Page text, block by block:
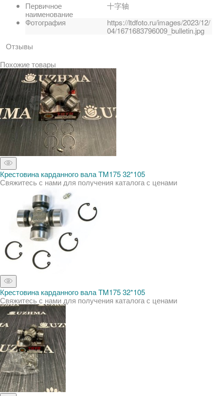
Первичное
наименование
十字轴
Фотография
https://ltdfoto.ru/images/2023/12/
04/1671683796009_bulletin.jpg
Отзывы
Похожие товары
Крестовина карданного вала TM175 32*105
Свяжитесь с нами для получения каталога с ценами
Крестовина карданного вала TM175 32*105
Свяжитесь с нами для получения каталога с ценами